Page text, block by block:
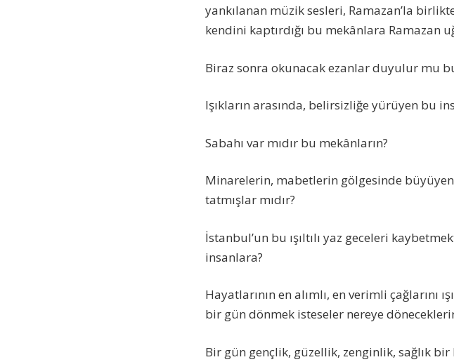
yankılanan müzik sesleri, Ramazan’la
kendini kaptırdığı bu mekânlara Ramazan
Biraz sonra okunacak ezanlar duyulur mu
Işıkların arasında, belirsizliğe yürüyen bu
Sabahı var mıdır bu mekânların?
Minarelerin, mabetlerin gölgesinde
tatmışlar mıdır?
İstanbul’un bu ışıltılı yaz geceleri
insanlara?
Hayatlarının en alımlı, en verimli çağlarını
bir gün dönmek isteseler nereye
Bir gün gençlik, güzellik, zenginlik, sağlık